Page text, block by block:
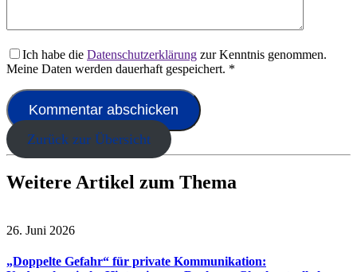
Ich habe die Datenschutzerklärung zur Kenntnis genommen.
Meine Daten werden dauerhaft gespeichert. *
Zurück zur Übersicht
Weitere Artikel zum Thema
26. Juni 2026
„Doppelte Gefahr“ für private Kommunikation: